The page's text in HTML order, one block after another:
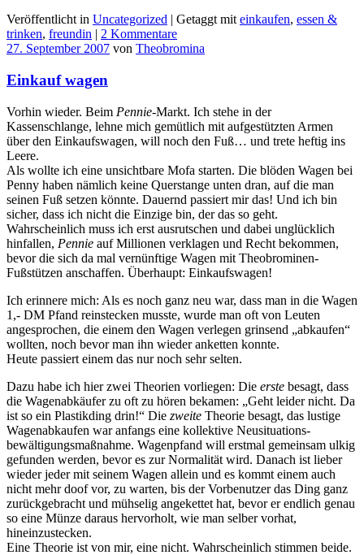
Veröffentlicht in Uncategorized | Getaggt mit einkaufen, essen &
trinken, freundin | 2 Kommentare
27. September 2007 von Theobromina
Einkauf wagen
Vorhin wieder. Beim Pennie-Markt. Ich stehe in der
Kassenschlange, lehne mich gemütlich mit aufgestützten Armen
über den Einkaufswagen, will noch den Fuß… und trete heftig ins
Leere.
Als wollte ich eine unsichtbare Mofa starten. Die blöden Wagen bei
Penny haben nämlich keine Querstange unten dran, auf die man
seinen Fuß setzen könnte. Dauernd passiert mir das! Und ich bin
sicher, dass ich nicht die Einzige bin, der das so geht.
Wahrscheinlich muss ich erst ausrutschen und dabei unglücklich
hinfallen, Pennie auf Millionen verklagen und Recht bekommen,
bevor die sich da mal vernünftige Wagen mit Theobrominen-
Fußstützen anschaffen. Überhaupt: Einkaufswagen!
Ich erinnere mich: Als es noch ganz neu war, dass man in die Wagen
1,- DM Pfand reinstecken musste, wurde man oft von Leuten
angesprochen, die einem den Wagen verlegen grinsend „abkaufen“
wollten, noch bevor man ihn wieder anketten konnte.
Heute passiert einem das nur noch sehr selten.
Dazu habe ich hier zwei Theorien vorliegen: Die erste besagt, dass
die Wagenabkäufer zu oft zu hören bekamen: „Geht leider nicht. Da
ist so ein Plastikding drin!“ Die zweite Theorie besagt, das lustige
Wagenabkaufen war anfangs eine kollektive Neusituations-
bewältigungsmaßnahme. Wagenpfand will erstmal gemeinsam ulkig
gefunden werden, bevor es zur Normalität wird. Danach ist lieber
wieder jeder mit seinem Wagen allein und es kommt einem auch
nicht mehr doof vor, zu warten, bis der Vorbenutzer das Ding ganz
zurückgebracht und mühselig angekettet hat, bevor er endlich genau
so eine Münze daraus hervorholt, wie man selber vorhat,
hineinzustecken.
Eine Theorie ist von mir, eine nicht. Wahrscheinlich stimmen beide.